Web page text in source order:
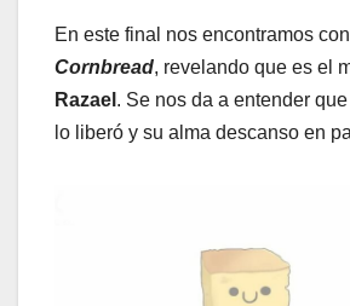
En este final nos encontramos
Cornbread, revelando que es el
Razael . Se nos da a entender
lo liberó y su alma descanso en